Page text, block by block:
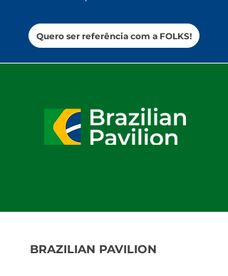
Quero ser referência com a FOLKS!
BRAZILIAN PAVILION